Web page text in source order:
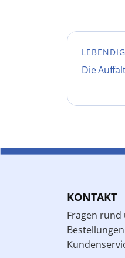
Die
KONTAKT
Fragen rund